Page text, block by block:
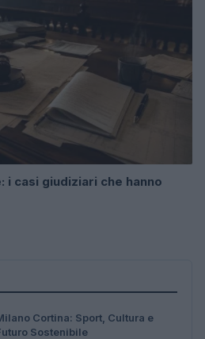
i casi giudiziari che hanno
Cortina: Sport, Cultura e
Sostenibile